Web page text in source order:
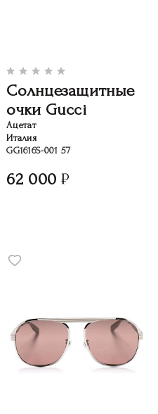
Солнцезащитные
очки Gucci
Ацетат
Италия
GG1616S-001 57
62 000